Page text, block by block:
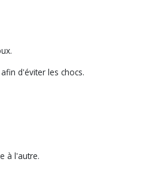
d'éviter les chocs.
à l'autre.